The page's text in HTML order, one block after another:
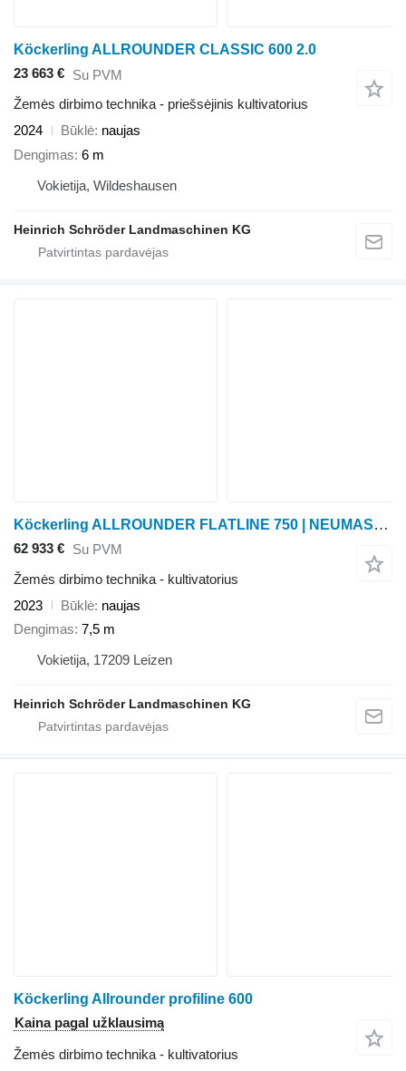
Köckerling ALLROUNDER CLASSIC 600 2.0
23 663 € Su PVM
Žemės dirbimo technika - priešsėjinis kultivatorius
2024
Būklė naujas
Dengimas 6 m
Vokietija, Wildeshausen
Heinrich Schröder Landmaschinen KG
Köckerling ALLROUNDER FLATLINE 750 | NEUMASCHINE
62 933 € Su PVM
Žemės dirbimo technika - kultivatorius
2023
Būklė naujas
Dengimas 7,5 m
Vokietija, 17209 Leizen
Heinrich Schröder Landmaschinen KG
Köckerling Allrounder profiline 600
Kaina pagal užklausimą
Žemės dirbimo technika - kultivatorius